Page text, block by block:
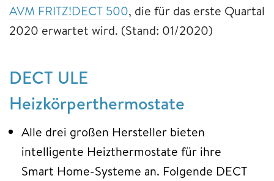
AVM FRITZ!DECT 500, die für das erste Quartal
2020 erwartet wird. (Stand: 01/2020)
DECT ULE
Heizkörperthermostate
Alle drei großen Hersteller bieten
intelligente Heizthermostate für ihre
Smart Home-Systeme an. Folgende DECT